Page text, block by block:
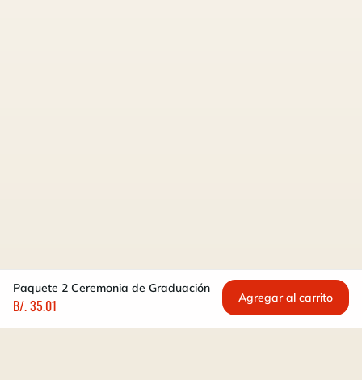
Paquete 2 Ceremonia de Graduación
B/. 35.01 Agregar al carrito